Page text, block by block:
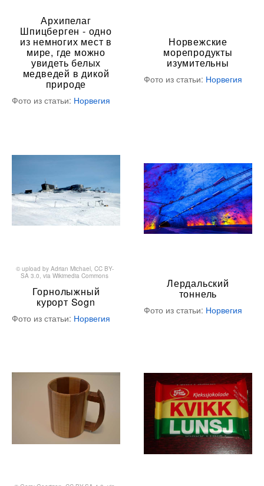
Архипелаг
Шпицберген - одно
из немногих мест в
мире, где можно
увидеть белых
медведей в дикой
природе
Фото из статьи: Норвегия
Норвежские
морепродукты
изумительны
Фото из статьи: Норвегия
© upload by Adrian Michael, CC BY-
SA 3.0, via Wikimedia Commons
Горнолыжный
курорт Sogn
Фото из статьи: Норвегия
Лердальский
тоннель
Фото из статьи: Норвегия